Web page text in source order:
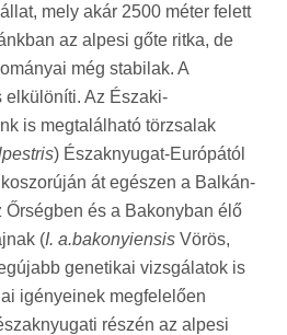
mely akár 2500 méter felett
az alpesi gőte ritka, de
még stabilak. A
elkülöníti. Az Északi-
is megtalálható törzsalak
) Északnyugat-Európától
át egészen a Balkán-
és a Bakonyban élő
(I. a.bakonyiensis Vörös,
genetikai vizsgálatok is
igényeinek megfelelően
részén az alpesi